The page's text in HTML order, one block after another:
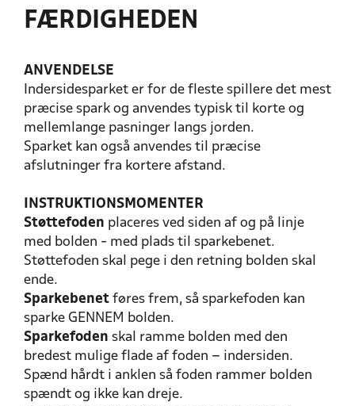
FÆRDIGHEDEN
ANVENDELSE
Indersidesparket er for de fleste spillere det mest
præcise spark og anvendes typisk til korte og
mellemlange pasninger langs jorden.
Sparket kan også anvendes til præcise
afslutninger fra kortere afstand.
INSTRUKTIONSMOMENTER
Støttefoden placeres ved siden af og på linje
med bolden - med plads til sparkebenet.
Støttefoden skal pege i den retning bolden skal
ende.
Sparkebenet føres frem, så sparkefoden kan
sparke GENNEM bolden.
Sparkefoden skal ramme bolden med den
bredest mulige flade af foden – indersiden.
Spænd hårdt i anklen så foden rammer bolden
spændt og ikke kan dreje.